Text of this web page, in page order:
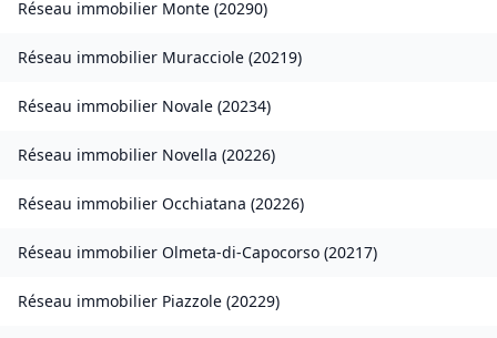
Réseau immobilier Monte (20290)
Réseau immobilier Muracciole (20219)
Réseau immobilier Novale (20234)
Réseau immobilier Novella (20226)
Réseau immobilier Occhiatana (20226)
Réseau immobilier Olmeta-di-Capocorso (20217)
Réseau immobilier Piazzole (20229)